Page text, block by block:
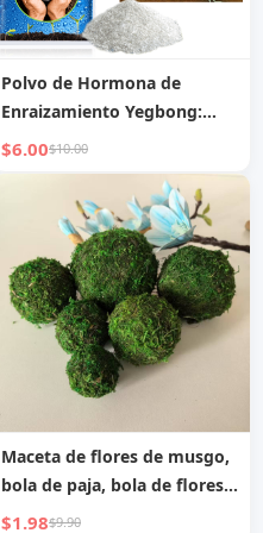
Polvo de Hormona de
Enraizamiento Yegbong:
Potente Promotor de Raíces
para una Mayor Vigor de las
$6.00$10.00
Maceta de flores de musgo,
bola de paja, bola de flores
secas
$1.98$9.90